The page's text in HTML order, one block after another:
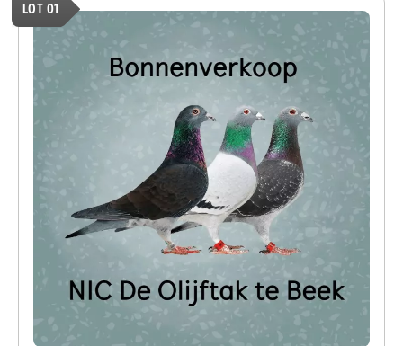
LOT 01